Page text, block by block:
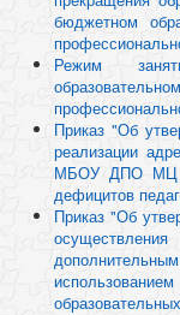
бюджетном
Режим
Приказ "Об
реализации
МБОУ ДПО МЦ
дефицитов
Приказ "Об